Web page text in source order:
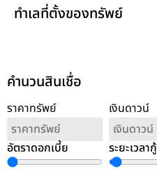
ทำเลที่ตั้งของทรัพย์
คำนวนสินเชื่อ
ราคาทรัพย์ เงินดาวน์
อัตราดอกเบี้ย ระยะเวลากู้